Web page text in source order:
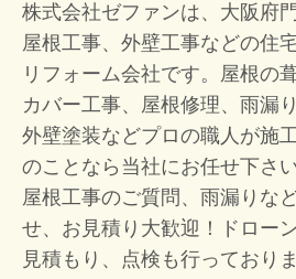
株式会社ゼファンは、大阪府
屋根工事、外壁工事などの住
リフォーム会社です。屋根の
カバー工事、屋根修理、雨漏
外壁塗装などプロの職人が施
のことなら当社にお任せ下さい
屋根工事のご質問、雨漏りな
せ、お見積り大歓迎！
ドロー
見積もり、点検も行っておりま